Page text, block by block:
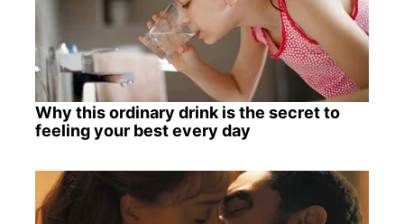
Why this ordinary drink is the secret to
feeling your best every day